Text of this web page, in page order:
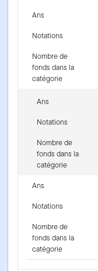
Ans
Notations
Nombre de
fonds dans la
catégorie
Ans
Notations
Nombre de
fonds dans la
catégorie
Ans
Notations
Nombre de
fonds dans la
catégorie
Fonds d’actions